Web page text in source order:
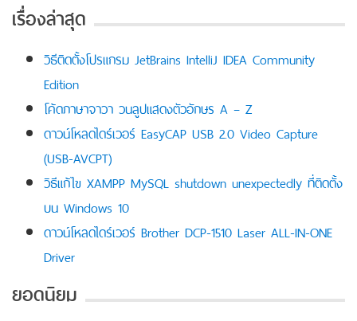
เรื่องล่าสุด
วิธีติดตั้งโปรแกรม JetBrains IntelliJ IDEA Community
Edition
โค้ดภาษาจาวา วนลูปแสดงตัวอักษร A – Z
ดาวน์โหลดไดร์เวอร์ EasyCAP USB 2.0 Video Capture
(USB-AVCPT)
วิธีแก้ไข XAMPP MySQL shutdown unexpectedly ที่ติดตั้ง
บน Windows 10
ดาวน์โหลดไดร์เวอร์ Brother DCP-1510 Laser ALL-IN-ONE
Driver
ยอดนิยม